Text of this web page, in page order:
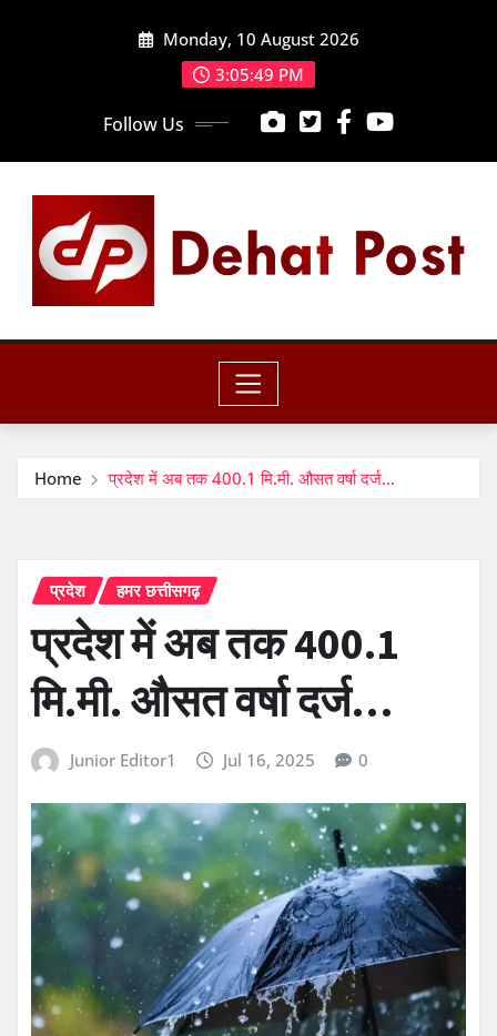
Monday, 10 August 2026
3:05:51 PM
Follow Us
Home प्रदेश में अब तक 400.1 मि.मी. औसत वर्षा दर्ज…
प्रदेश हमर छत्तीसगढ़
प्रदेश में अब तक 400.1
मि.मी. औसत वर्षा दर्ज…
Junior Editor1 Jul 16, 2025 0